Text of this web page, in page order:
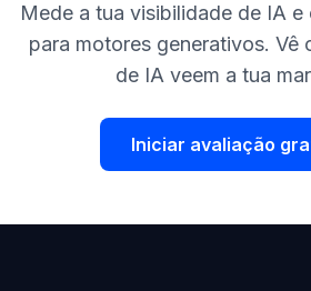
Mede a tua visibilidade de IA
para motores generativos. Vê
de IA veem a tua
Iniciar avaliação